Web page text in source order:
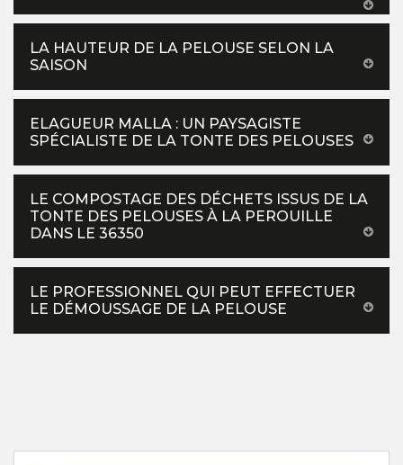
LA HAUTEUR DE LA PELOUSE SELON LA
SAISON
ELAGUEUR MALLA : UN PAYSAGISTE
SPÉCIALISTE DE LA TONTE DES PELOUSES
LE COMPOSTAGE DES DÉCHETS ISSUS DE LA
TONTE DES PELOUSES À LA PEROUILLE
DANS LE 36350
LE PROFESSIONNEL QUI PEUT EFFECTUER
LE DÉMOUSSAGE DE LA PELOUSE